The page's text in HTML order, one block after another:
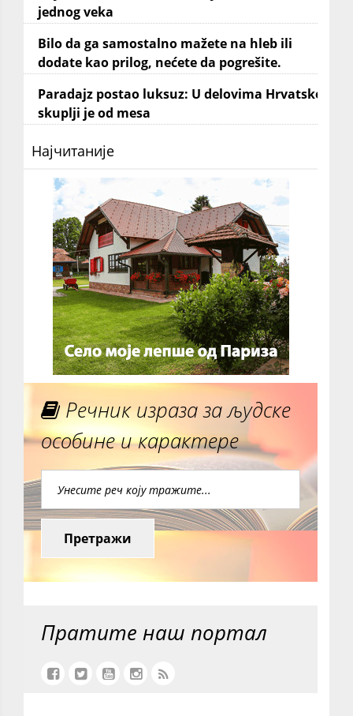
jednog veka
Bilo da ga samostalno mažete na hleb ili
dodate kao prilog, nećete da pogrešite.
Paradajz postao luksuz: U delovima Hrvatske
skuplji je od mesa
Најчитаније
Речник израза за људске
особине и карактере
Претражи
Пратите наш портал